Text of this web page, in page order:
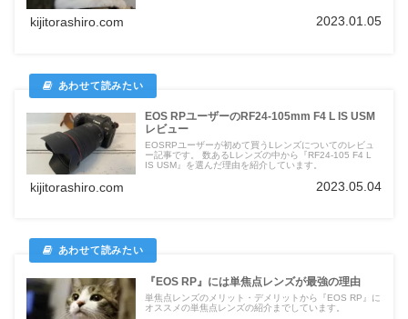
kijitorashiro.com 2023.01.05
EOS RPユーザーのRF24-105mm F4 L IS USM
レビュー
EOSRPユーザーが初めて買うLレンズについてのレビュ
ー記事です。 数あるLレンズの中から『RF24-105 F4 L
IS USM』を選んだ理由を紹介しています。
kijitorashiro.com 2023.05.04
『EOS RP』には単焦点レンズが最強の理由
単焦点レンズのメリット・デメリットから『EOS RP』に
オススメの単焦点レンズの紹介までしています。